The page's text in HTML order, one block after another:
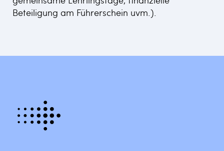
Beteiligung am Führerschein uvm.).